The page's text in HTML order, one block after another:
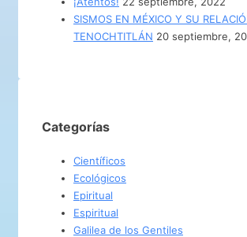
SISMOS EN MÉXICO Y SU
TENOCHTITLÁN 20 septiembre,
Categorías
Científicos
Ecológicos
Epiritual
Espiritual
Galilea de los Gentiles